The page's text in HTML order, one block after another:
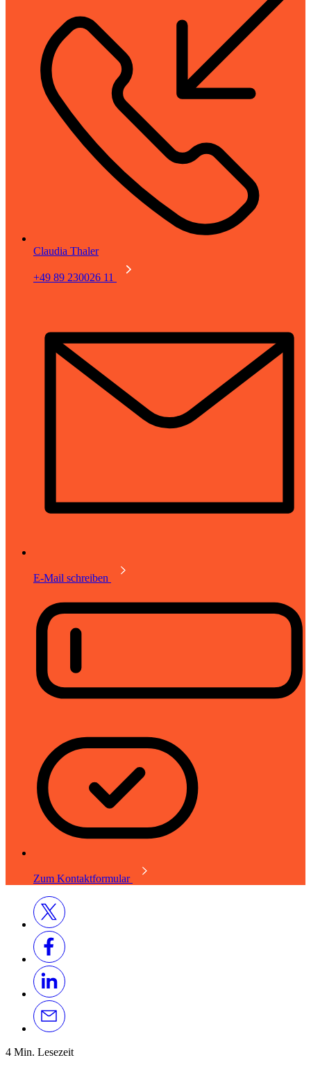
Claudia Thaler
+49 89 230026 11
E-Mail schreiben
Zum Kontaktformular
4 Min. Lesezeit